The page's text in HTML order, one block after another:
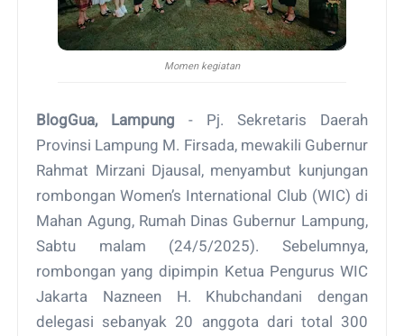
Momen kegiatan
BlogGua, Lampung - Pj. Sekretaris Daerah
Provinsi Lampung M. Firsada, mewakili Gubernur
Rahmat Mirzani Djausal, menyambut kunjungan
rombongan Women’s International Club (WIC) di
Mahan Agung, Rumah Dinas Gubernur Lampung,
Sabtu malam (24/5/2025). Sebelumnya,
rombongan yang dipimpin Ketua Pengurus WIC
Jakarta Nazneen H. Khubchandani dengan
delegasi sebanyak 20 anggota dari total 300